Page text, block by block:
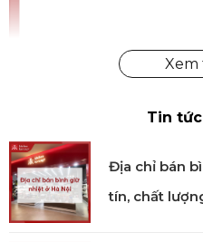
Viền vàng sang
Phần viền cạnh được dát
sang trọng và nâng tầm
Tin
Địa chỉ bán
tín, chất